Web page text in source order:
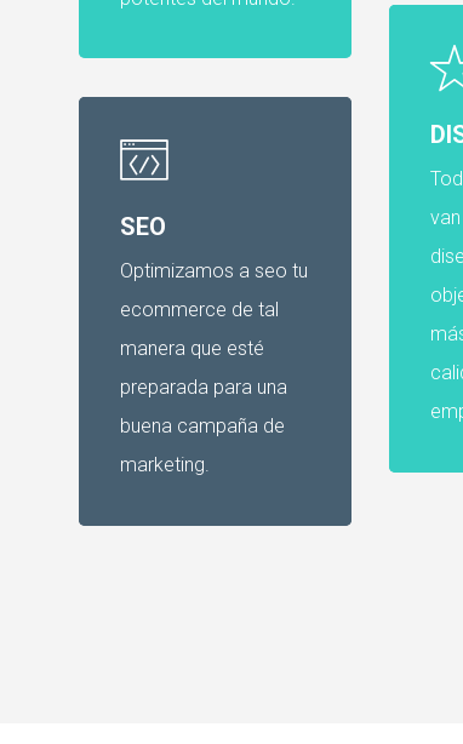
SEO
Optimizamos a seo tu
ecommerce de tal
manera que esté
preparada para una
buena campaña de
marketing.